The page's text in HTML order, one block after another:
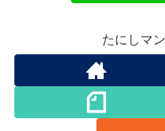
たにしマ